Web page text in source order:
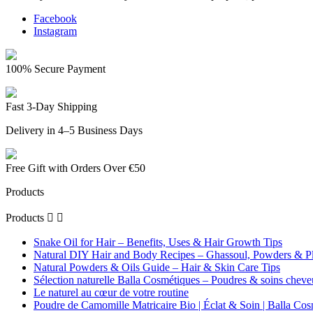
Facebook
Instagram
100% Secure Payment
Fast 3-Day Shipping
Delivery in 4–5 Business Days
Free Gift with Orders Over €50
Products
Products  
Snake Oil for Hair – Benefits, Uses & Hair Growth Tips
Natural DIY Hair and Body Recipes – Ghassoul, Powders &
Natural Powders & Oils Guide – Hair & Skin Care Tips
Sélection naturelle Balla Cosmétiques – Poudres & soins
Le naturel au cœur de votre routine
Poudre de Camomille Matricaire Bio | Éclat & Soin | Balla